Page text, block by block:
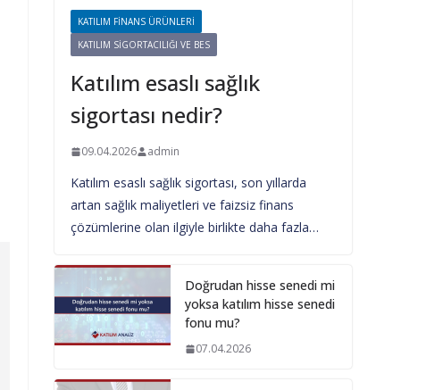
KATILIM FINANS ÜRÜNLERI
KATILIM SIGORTACILIĞI VE BES
Katılım esaslı sağlık
sigortası nedir?
09.04.2026 admin
Katılım esaslı sağlık sigortası, son yıllarda
artan sağlık maliyetleri ve faizsiz finans
çözümlerine olan ilgiyle birlikte daha fazla…
Doğrudan hisse senedi mi
yoksa katılım hisse senedi
fonu mu?
07.04.2026